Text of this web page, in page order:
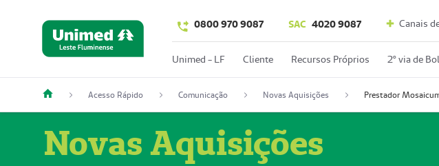
0800 970 9087 SAC 4020 9087 Canais
Unimed - LF Cliente Recursos Próprios 2º via de
Acesso Rápido Comunicação Novas Aquisições
Novas Aquisições